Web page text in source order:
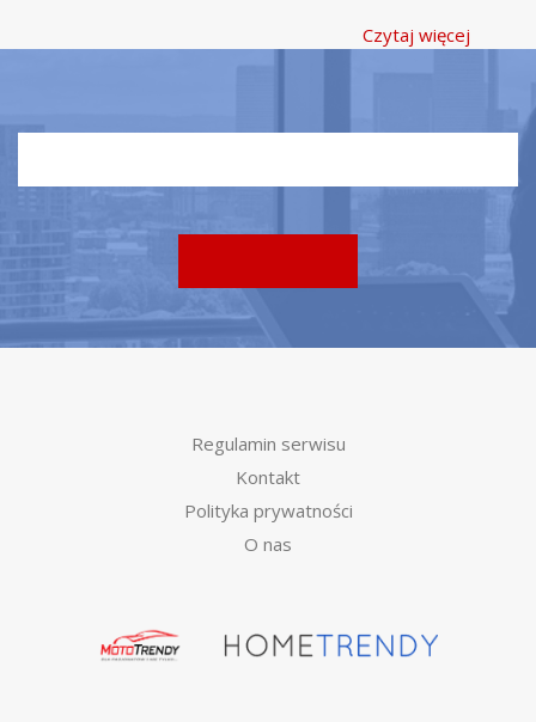
Czytaj więcej
Regulamin serwisu
Kontakt
Polityka prywatności
O nas